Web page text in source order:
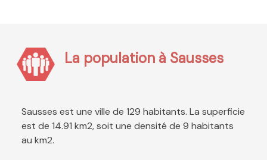
La population à Sausses
Sausses est une ville de 129 habitants. La superficie
est de 14.91 km2, soit une densité de 9 habitants
au km2.